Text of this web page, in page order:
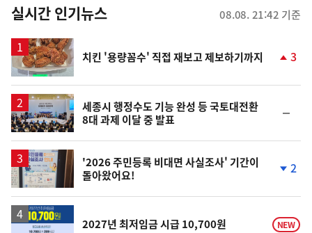
뉴
스
실시간 인기뉴스 08.08. 21:42 기준
치킨 '용량꼼수' 직접 재보고 제보하기까지 3
세종시 행정수도 기능 완성 등 국토대전환
8대 과제 이달 중 발표
일
'2026 주민등록 비대면 사실조사' 기간이
돌아왔어요!
락
2
2027년 최저임금 시급 10,700원 NEW